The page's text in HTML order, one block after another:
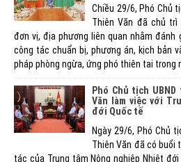
Chiều 29/6, Phó Chủ
Thiên Văn đã chủ trì
đơn vị, địa phương liên quan nhằm
công tác chuẩn bị, phương án, kịch bản
pháp phòng ngừa, ứng phó thiên tai trong
Phó Chủ tịch
Văn làm việc với
đới Quốc tế
Ngày 29/6, Phó Chủ
Thiên Văn đã có buổi
tác của Trung tâm Nông nghiệp Nhiệt